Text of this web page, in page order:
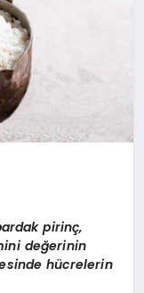
pirinç,
değerinin
hücrelerin